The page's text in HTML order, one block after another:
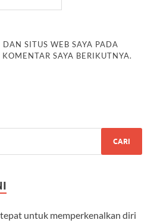
SITUS WEB SAYA PADA
SAYA BERIKUTNYA.
untuk memperkenalkan diri